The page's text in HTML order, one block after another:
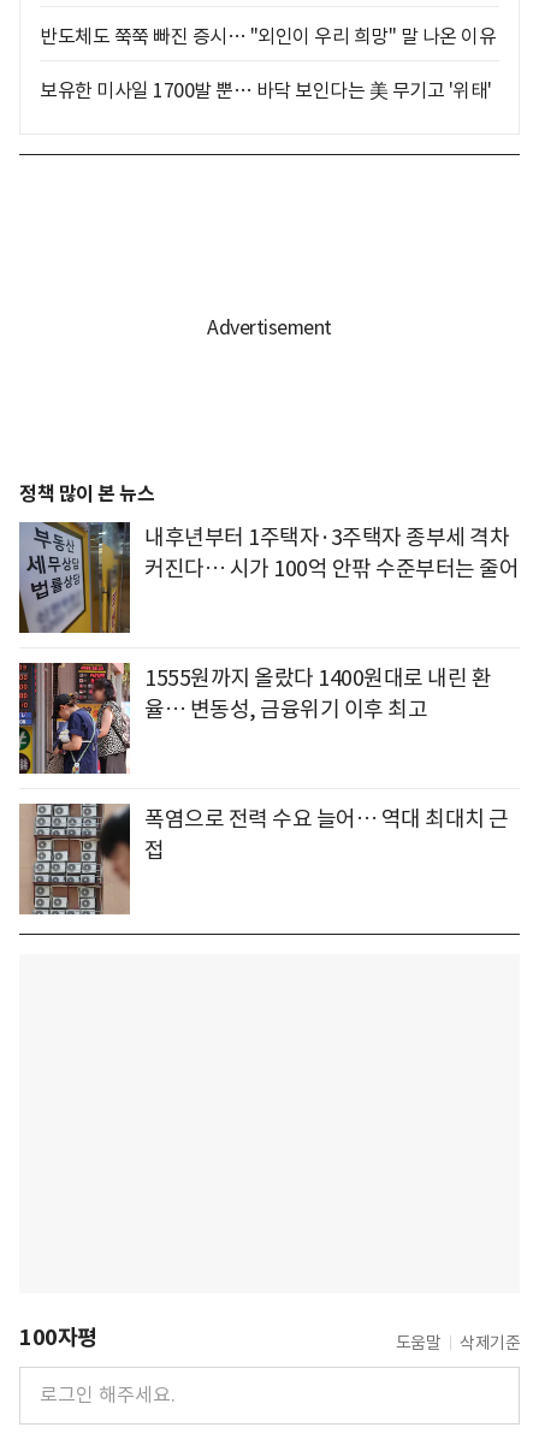
반도체도 쭉쭉 빠진 증시… "외인이 우리 희망" 말 나온 이유
보유한 미사일 1700발 뿐… 바닥 보인다는 美 무기고 '위태'
정책 많이 본 뉴스
내후년부터 1주택자·3주택자 종부세 격차
커진다… 시가 100억 안팎 수준부터는 줄어
1555원까지 올랐다 1400원대로 내린 환
율… 변동성, 금융위기 이후 최고
폭염으로 전력 수요 늘어… 역대 최대치 근
접
100자평 도움말 삭제기준